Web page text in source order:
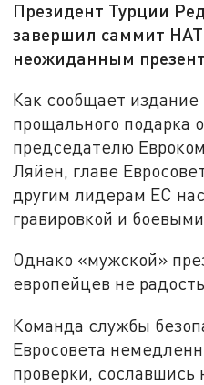
Президент Турции
завершил саммит
неожиданным
Как сообщает
прощального подарка
председателю
Ляйен, главе
другим лидерам ЕС
гравировкой и
Однако «мужской»
европейцев не
Команда службы
Евросовета
проверки, сославшись